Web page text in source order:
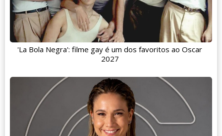
'La Bola Negra': filme gay é um dos favoritos ao Oscar
2027